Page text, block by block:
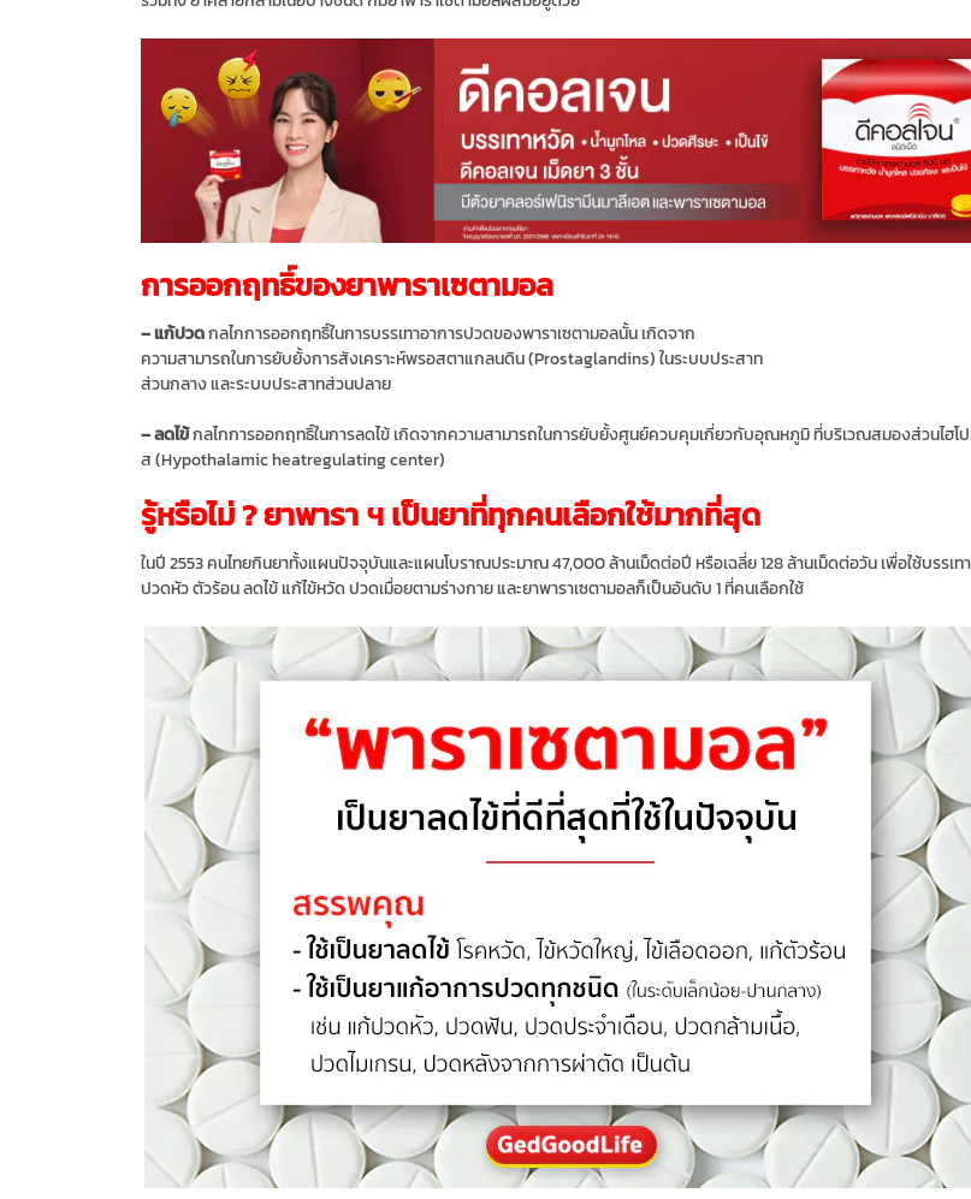
การออกฤทธิ์ของยาพาราเซตามอล
– แก้ปวดกลไกการออกฤทธิ์ในการบรรเทาอาการปวดของพาราเซตามอลนั้น เกิดจาก
ความสามารถในการยับยั้งการสังเคราะห์พรอสตาแกลนดิน (Prostaglandins) ในระบบประสาท
ส่วนกลาง และระบบประสาทส่วนปลาย
– ลดไข้กลไกการออกฤทธิ์ในการลดไข้ เกิดจากความสามารถในการยับยั้งศูนย์ควบคุมเกี่ยวกับอุณหภูมิ ที่บริเวณสมองส่วนไฮโ
ส (Hypothalamic heatregulating center)
รู้หรือไม่ ? ยาพารา ฯ เป็นยาที่ทุกคนเลือกใช้มากที่สุด
ในปี 2553 คนไทยกินยาทั้งแผนปัจจุบันและแผนโบราณประมาณ 47,000 ล้านเม็ดต่อปี หรือเฉลี่ย 128 ล้านเม็ดต่อวัน เพื่อใช้บรรเท
ปวดหัว ตัวร้อน ลดไข้ แก้ไข้หวัด ปวดเมื่อยตามร่างกาย และยาพาราเซตามอลก็เป็นอันดับ 1 ที่คนเลือกใช้